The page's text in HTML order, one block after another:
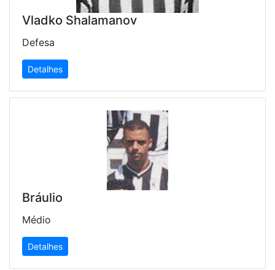
Vladko Shalamanov
Defesa
Detalhes
Bráulio
Médio
Detalhes